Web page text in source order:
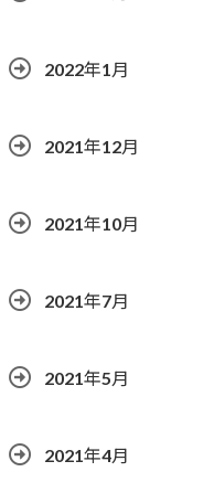
2022年1月
2021年12月
2021年10月
2021年7月
2021年5月
2021年4月